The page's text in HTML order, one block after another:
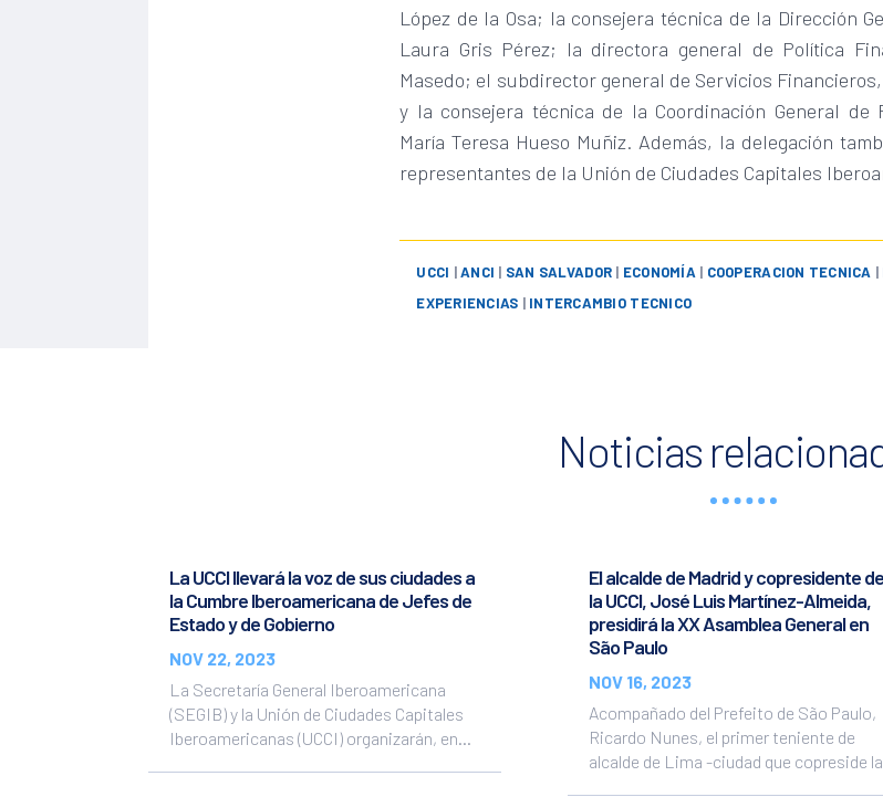
López de la Osa; la consejera técnica de la Dirección
Laura Gris Pérez; la directora general de Política
Masedo; el subdirector general de Servicios Financieros,
y la consejera técnica de la Coordinación General de
María Teresa Hueso Muñiz. Además, la delegación
representantes de la Unión de Ciudades Capitales
UCCI |ANCI | SAN SALVADOR | ECONOMÍA | COOPERACION TECNICA |
EXPERIENCIAS | INTERCAMBIO TECNICO
Noticias
La UCCI llevará la voz de sus ciudades a
la Cumbre Iberoamericana de Jefes de
Estado y de Gobierno
NOV 22, 2023
La Secretaría General Iberoamericana
(SEGIB) y la Unión de Ciudades Capitales
Iberoamericanas (UCCI) organizarán, en...
El alcalde de Madrid y copresidente de
la UCCI, José Luis Martínez-Almeida,
presidirá la XX Asamblea General en
São Paulo
NOV 16, 2023
Acompañado del Prefeito de São Paulo,
Ricardo Nunes, el primer teniente de
alcalde de Lima -ciudad que copreside